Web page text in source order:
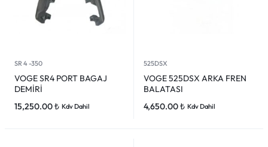
SR 4 -350
VOGE SR4 PORT BAGAJ
DEMİRİ
15,250.00₺ Kdv Dahil
525DSX
VOGE 525DSX ARKA FREN
BALATASI
4,650.00₺ Kdv Dahil